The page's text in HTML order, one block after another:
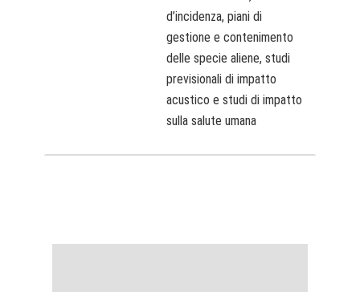
d’incidenza, piani di
gestione e contenimento
delle specie aliene, studi
previsionali di impatto
acustico e studi di impatto
sulla salute umana